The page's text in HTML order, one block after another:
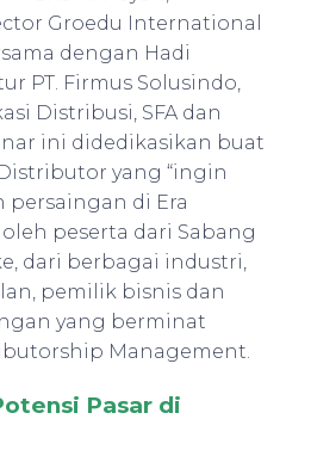
Groedu International
dengan Hadi
PT. Firmus Solusindo,
Distribusi, SFA dan
ini didedikasikan buat
yang “ingin
persaingan di Era
peserta dari Sabang
dari berbagai industri,
pemilik bisnis dan
yang berminat
Management.
Pasar di